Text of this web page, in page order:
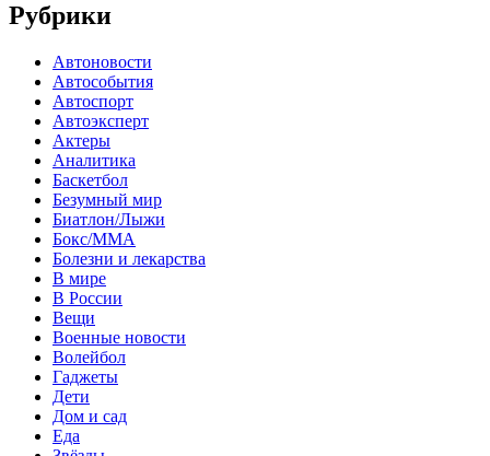
Рубрики
Автоновости
Автособытия
Автоспорт
Автоэксперт
Актеры
Аналитика
Баскетбол
Безумный мир
Биатлон/Лыжи
Бокс/MMA
Болезни и лекарства
В мире
В России
Вещи
Военные новости
Волейбол
Гаджеты
Дети
Дом и сад
Еда